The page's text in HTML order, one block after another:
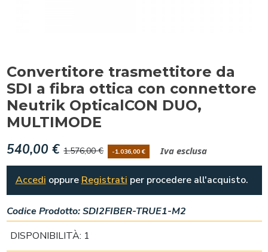
Convertitore trasmettitore da
SDI a fibra ottica con connettore
Neutrik OpticalCON DUO,
MULTIMODE
540,00 € 1.576,00 € -1.036,00 € Iva esclusa
Accedi oppure Registrati per procedere all'acquisto.
Codice Prodotto: SDI2FIBER-TRUE1-M2
DISPONIBILITÀ: 1